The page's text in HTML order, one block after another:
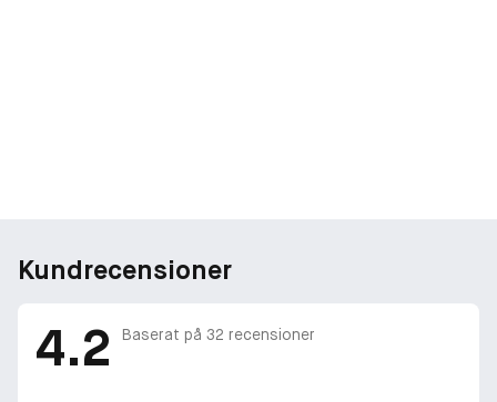
Kundrecensioner
4.2 Baserat på 32 recensioner